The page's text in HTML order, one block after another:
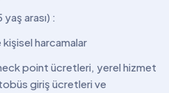
arası) :
harcamalar
point ücretleri, yerel hizmet
giriş ücretleri ve